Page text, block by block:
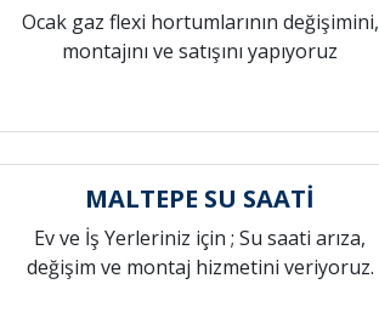
Ocak gaz flexi hortumlarının değişimini,
montajını ve satışını yapıyoruz
MALTEPE SU SAATİ
Ev ve İş Yerleriniz için ; Su saati arıza,
değişim ve montaj hizmetini veriyoruz.